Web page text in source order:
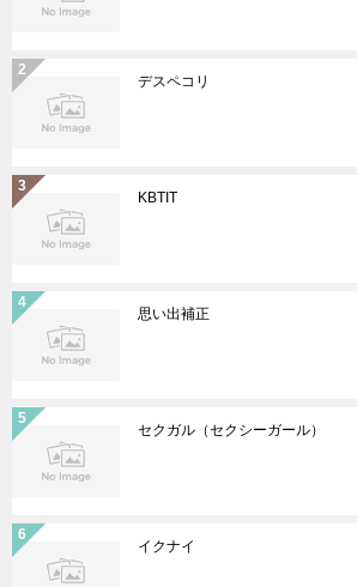
デスペコリ
KBTIT
思い出補正
セクガル（セクシーガール）
イクナイ